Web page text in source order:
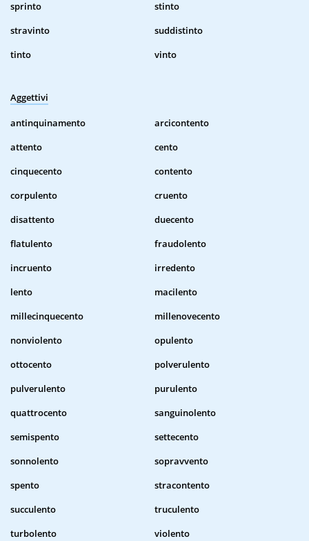
sprinto
stinto
stravinto
suddistinto
tinto
vinto
Aggettivi
antinquinamento
arcicontento
attento
cento
cinquecento
contento
corpulento
cruento
disattento
duecento
flatulento
fraudolento
incruento
irredento
lento
macilento
millecinquecento
millenovecento
nonviolento
opulento
ottocento
polverulento
pulverulento
purulento
quattrocento
sanguinolento
semispento
settecento
sonnolento
sopravvento
spento
stracontento
succulento
truculento
turbolento
violento